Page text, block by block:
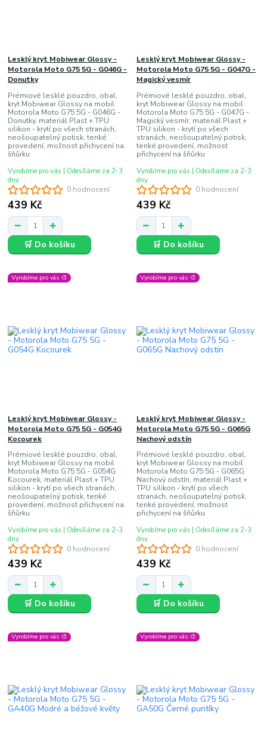
0 hodnocení
Lesklý kryt Mobiwear Glossy -
Motorola Moto G75 5G - G046G -
Donutky
Prémiové lesklé pouzdro, obal,
kryt Mobiwear Glossy na mobil
Motorola Moto G75 5G - G046G -
Donutky, materiál Plast + TPU
silikon - krytí po všech stranách,
neošoupatelný potisk, tenké
provedení, možnost přichycení na
šňůrku
439 Kč
Vyrobíme pro vás | Odesíláme za 2-3
dny
🛒 Do košíku
0 hodnocení
Lesklý kryt Mobiwear Glossy -
Motorola Moto G75 5G - G047G -
Magický vesmír
Prémiové lesklé pouzdro, obal,
kryt Mobiwear Glossy na mobil
Motorola Moto G75 5G - G047G -
Magický vesmír, materiál Plast +
TPU silikon - krytí po všech
stranách, neošoupatelný potisk,
tenké provedení, možnost
přichycení na šňůrku
439 Kč
Vyrobíme pro vás | Odesíláme za 2-3
dny
🛒 Do košíku
Vyrobíme pro vás 🎨
0 hodnocení
Lesklý kryt Mobiwear Glossy -
Motorola Moto G75 5G - G054G
Kocourek
Prémiové lesklé pouzdro, obal,
kryt Mobiwear Glossy na mobil
Motorola Moto G75 5G - G054G
Kocourek, materiál Plast + TPU
silikon - krytí po všech stranách,
neošoupatelný potisk, tenké
provedení, možnost přichycení na
šňůrku
439 Kč
Vyrobíme pro vás | Odesíláme za 2-3
dny
🛒 Do košíku
Vyrobíme pro vás 🎨
0 hodnocení
Lesklý kryt Mobiwear Glossy -
Motorola Moto G75 5G - G065G
Nachový odstín
Prémiové lesklé pouzdro, obal,
kryt Mobiwear Glossy na mobil
Motorola Moto G75 5G - G065G
Nachový odstín, materiál Plast +
TPU silikon - krytí po všech
stranách, neošoupatelný potisk,
tenké provedení, možnost
přichycení na šňůrku
439 Kč
Vyrobíme pro vás | Odesíláme za 2-3
dny
🛒 Do košíku
Vyrobíme pro vás 🎨 Vyrobíme pro vás 🎨